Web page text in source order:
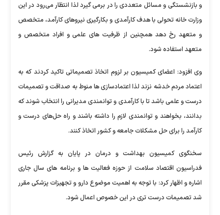
و بازنشستگی و مسائل متعددی را در برمی گیرد لذا انتظار می‌رود در این
وزارت خانه تحولی با هدف کارآمدی و بکارگیری نیروهای کارآمد، متخصص
و متعهد رخ دهد همچنین از ظرفیت های علمی و افراد متخصص و
متعهد استفاده شود.
وی افزود: اعضای کمیسیون بر لزوم اتخاذ تصمیماتی تاکید کردند که به
اعتماد مردم خدشه نزند لذا اعتمادسازی ها منوط به صداقت و تصمیمات
درست و علمی باشد تا با کارآمدی و توانمندی مدیرانی را انتخاب شوند که
بدانند، بخواهند و توانمندی لازم را داشته باشند و راه حل‌های درست و
کارآمد را برای حل مشکلات جامعه و کشور اتخاذ کنند.
سخنگوی کمیسیون بهداشت و درمان در پایان به گزارش رئیس
فدراسیون اقتصاد سلامت از حوزه فعالیت ها و برنامه های سال جاری
اشاره و اظهار کرد: با توجه به اهمیت موضوع دارو و تجهیزات پزشکی مقرر
شد تصمیمات درست تری در این خصوص اعمال شود.